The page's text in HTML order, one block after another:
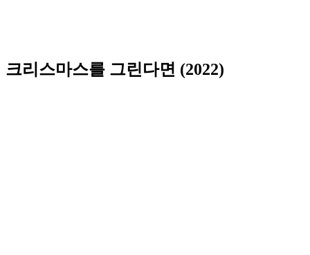
크리스마스를 그린다면 (2022)